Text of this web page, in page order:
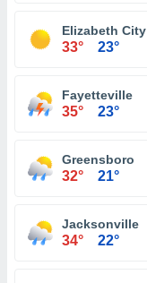
Elizabeth City
33° 23°
Fayetteville
35° 23°
Greensboro
32° 21°
Jacksonville
34° 22°